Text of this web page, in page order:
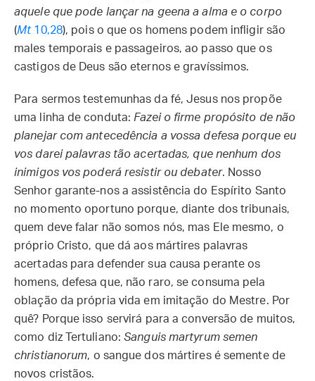
aquele que pode lançar na geena a alma e o corpo
(Mt10,28), pois o que os homens podem infligir são
males temporais e passageiros, ao passo que os
castigos de Deus são eternos e gravíssimos.
Para sermos testemunhas da fé, Jesus nos propõe
uma linha de conduta: Fazei o firme propósito de não
planejar com antecedência a vossa defesa porque eu
vos darei palavras tão acertadas, que nenhum dos
inimigos vos poderá resistir ou debater. Nosso
Senhor garante-nos a assistência do Espírito Santo
no momento oportuno porque, diante dos tribunais,
quem deve falar não somos nós, mas Ele mesmo, o
próprio Cristo, que dá aos mártires palavras
acertadas para defender sua causa perante os
homens, defesa que, não raro, se consuma pela
oblação da própria vida em imitação do Mestre. Por
quê? Porque isso servirá para a conversão de muitos,
como diz Tertuliano:Sanguis martyrum semen
christianorum, o sangue dos mártires é semente de
novos cristãos.